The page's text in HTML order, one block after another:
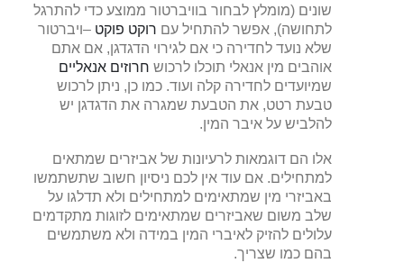
שונים (מומלץ לבחור בוויברטור ממוצע כדי להתרגל
לתחושה), אפשר להתחיל עם רוקט פוקט –ויברטור
שלא נועד לחדירה כי אם לגירוי הדגדגן, אם אתם
אוהבים מין אנאלי תוכלו לרכוש חרוזים אנאליים
שמיועדים לחדירה קלה ועוד. כמו כן, ניתן לרכוש
טבעת רטט, את הטבעת שמגרה את הדגדגן יש
להלביש על איבר המין.
אלו הם דוגמאות לרעיונות של אביזרים שמתאים
למתחילים. אם עוד אין לכם ניסיון חשוב שתשתמשו
באביזרי מין שמתאימים למתחילים ולא תדלגו על
שלב משום שאביזרים שמתאימים לזוגות מתקדמים
עלולים להזיק לאיברי המין במידה ולא משתמשים
בהם כמו שצריך.